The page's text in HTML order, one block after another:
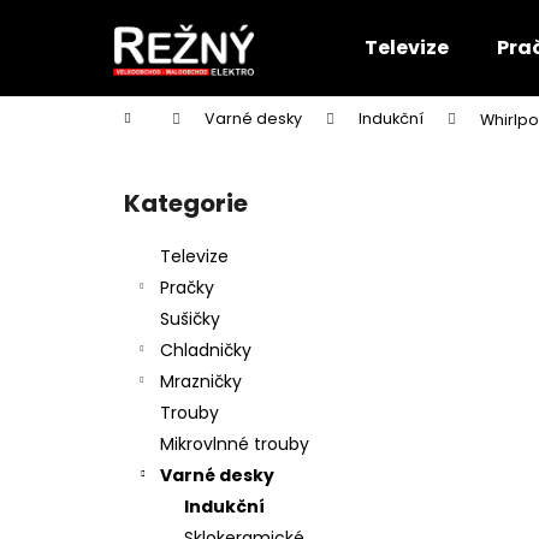
Televize
Domů Varné desky Indukční
Přeskočit
kategorie
Kategorie
Televize
Pračky
Sušičky
Chladničky
Mrazničky
Trouby
Mikrovlnné trouby
Varné desky
Indukční
í
Zpět
do
Zpět
do